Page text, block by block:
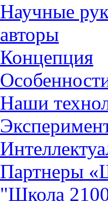
Научные
авторы
Концепция
Наши
Партнеры
"Школа